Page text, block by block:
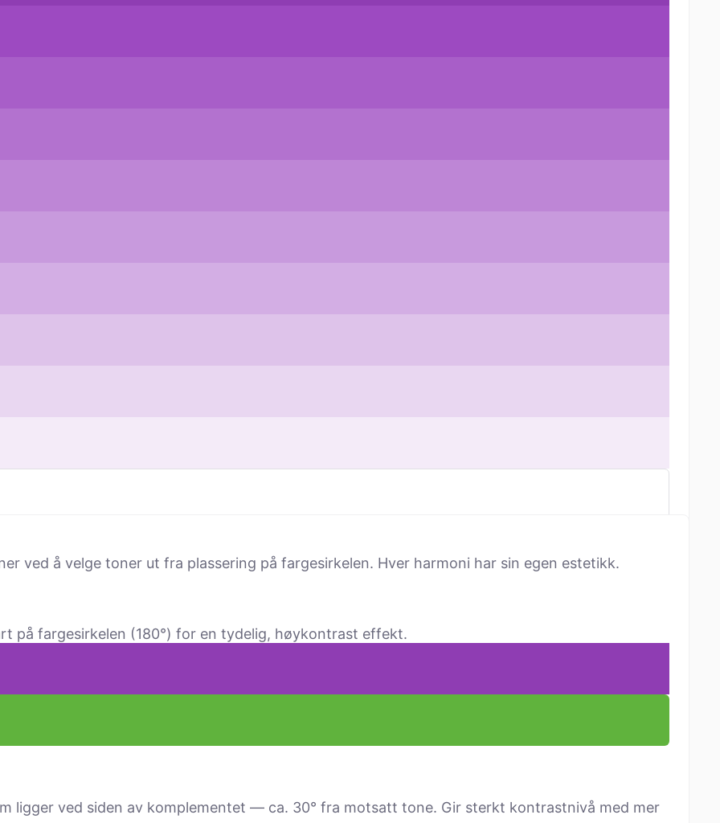
ved å velge toner ut fra plassering på fargesirkelen. Hver harmoni har sin egen estetikk.
på fargesirkelen (180°) for en tydelig, høy­kontrast effekt.
ligger ved siden av komple­mentet — ca. 30° fra motsatt tone. Gir sterkt kontrastnivå med mer